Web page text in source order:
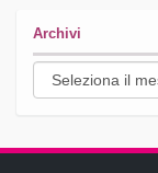
Archivi
Archivi